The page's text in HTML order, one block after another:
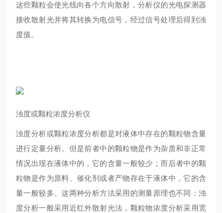
这些颗粒会使光线向各个方向散射，分析仪的光电探测器
接收散射光并将其转换为电信号，经过信号处理后得到浊
度值。
浊度或颗粒浓度分析仪
浊度分析或颗粒浓度分析都是对液体中存在的颗粒物含量
进行定量分析。但是前者中的颗粒物是作为杂质和非正常
情况出现在液体中的，它的含量一般较少；而后者中的颗
粒物是作为原料、催化剂或者产物存在于液体中，它的含
量一般较多。这两种分析方法采用的测量原理也不同：浊
度分析一般采用近红外散射光法，颗粒物浓度分析采用宽